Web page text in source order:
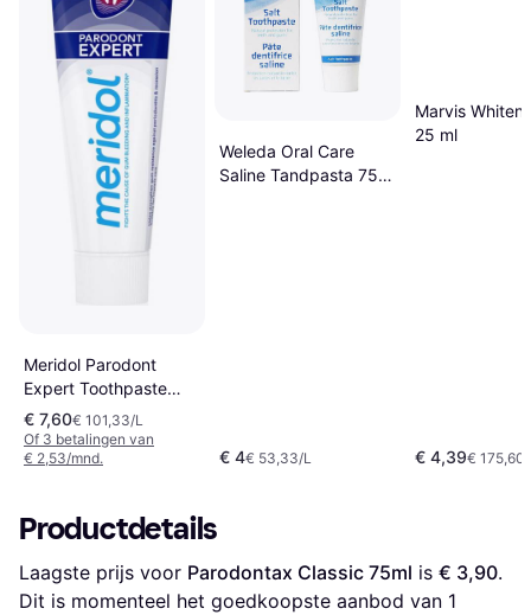
Meridol Parodont
Expert Toothpaste
75ml
€ 7,60€ 101,33/L
Of 3 betalingen van
€ 2,53/mnd.
Weleda Oral Care
Saline Tandpasta 75
€ 4€ 53,33/L
Marvis
25 ml
€ 4,39€
Productdetails
Laagste prijs voor Parodontax Classic 75ml is € 3,90.
Dit is momenteel het goedkoopste aanbod van 1